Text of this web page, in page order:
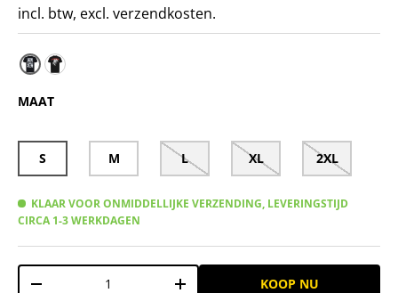
incl. btw, excl. verzendkosten.
MAAT
S M L XL 2XL
KLAAR VOOR ONMIDDELLIJKE VERZENDING, LEVERINGSTIJD
CIRCA 1-3 WERKDAGEN
Aantal
KOOP NU